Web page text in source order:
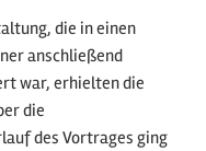
die in einen
anschließend
war, erhielten die
die
des Vortrages ging